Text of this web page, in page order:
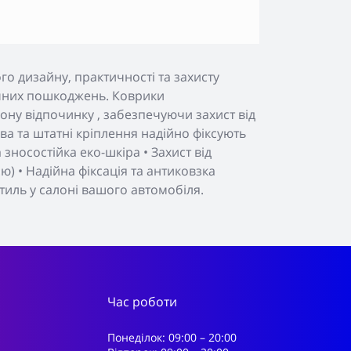
дизайну, практичності та захисту
пошкоджень. Коврики
відпочинку , забезпечуючи захист від
штатні кріплення надійно фіксують
еко-шкіра • Захист від
Надійна фіксація та антиковзка
у салоні вашого автомобіля.
Час роботи
Понеділок: 09:00 – 20:00